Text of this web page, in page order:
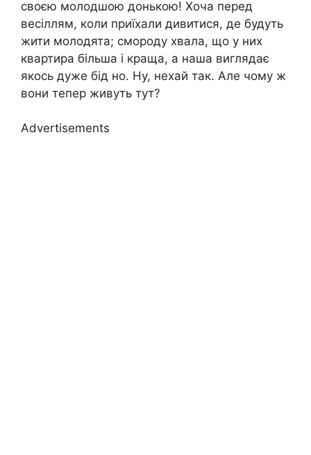
своєю молодшою донькою! Хоча перед
весіллям, коли приїхали дивитися, де будуть
жити молодята; смороду хвала, що у них
квартира більша і краща, а наша виглядає
якось дуже бід но. Ну, нехай так. Але чому ж
вони тепер живуть тут?
Advertisements